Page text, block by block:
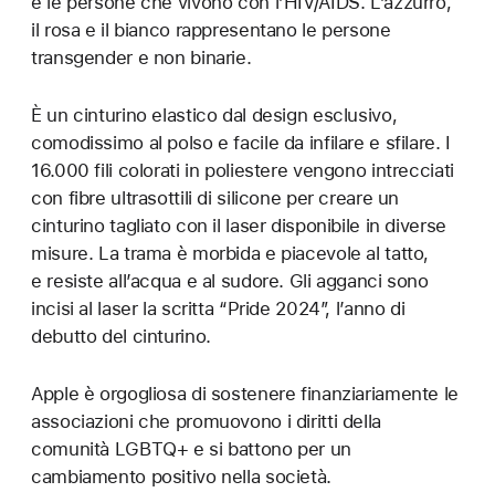
il rosa e il bianco rappresentano le persone
transgender e non binarie.
È un cinturino elastico dal design esclusivo,
comodissimo al polso e facile da infilare e sfilare. I
16.000 fili colorati in poliestere vengono intrecciati
con fibre ultrasottili di silicone per creare un
cinturino tagliato con il laser disponibile in diverse
misure. La trama è morbida e piacevole al tatto,
e resiste all’acqua e al sudore. Gli agganci sono
incisi al laser la scritta “Pride 2024”, l’anno di
debutto del cinturino.
Apple è orgogliosa di sostenere finanziariamente le
associazioni che promuovono i diritti della
comunità LGBTQ+ e si battono per un
cambiamento positivo nella società.